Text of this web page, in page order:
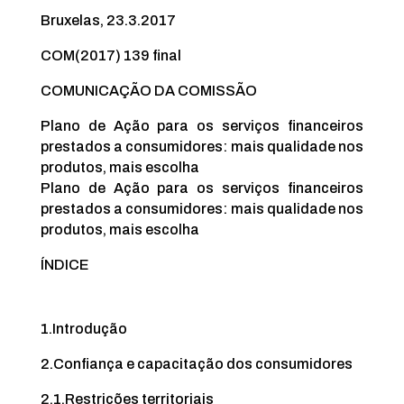
Bruxelas, 23.3.2017
COM(2017) 139 final
COMUNICAÇÃO DA COMISSÃO
Plano de Ação para os serviços financeiros
prestados a consumidores: mais qualidade nos
produtos, mais escolha
Plano de Ação para os serviços financeiros
prestados a consumidores: mais qualidade nos
produtos, mais escolha
ÍNDICE
1.Introdução
2.Confiança e capacitação dos consumidores
2.1.Restrições territoriais